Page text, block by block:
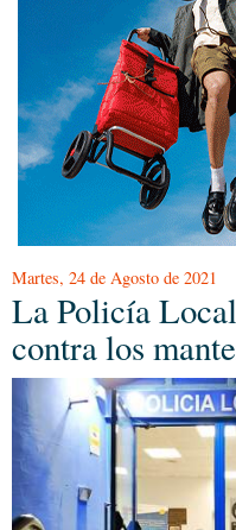
Martes, 24 de Agosto de 2021
La Policía
contra los